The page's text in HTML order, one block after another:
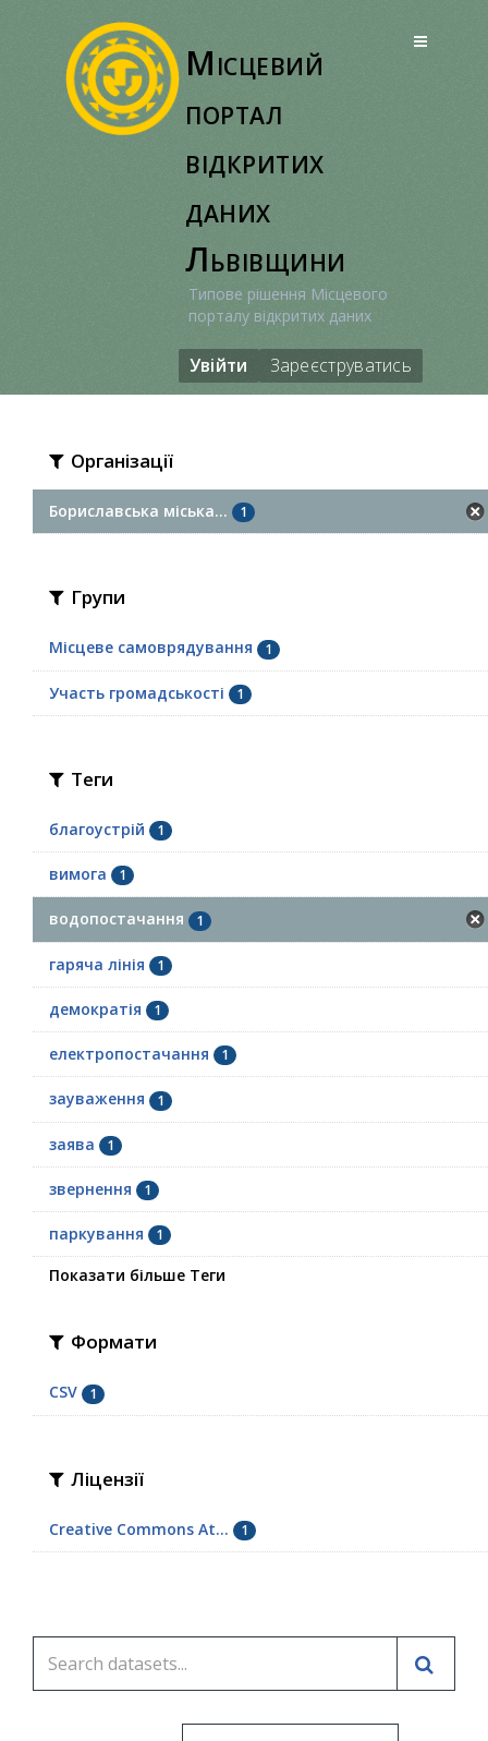
Місцевий
портал
відкритих
даних
Львівщини
Типове рішення Місцевого
порталу відкритих даних
Увійти Зареєструватись
Організації
Бориславська міська... 1
Групи
Місцеве самоврядування 1
Участь громадськості 1
Теги
благоустрій 1
вимога 1
водопостачання 1
гаряча лінія 1
демократія 1
електропостачання 1
зауваження 1
заява 1
звернення 1
паркування 1
Показати більше Теги
Формати
CSV 1
Ліцензії
Creative Commons At... 1